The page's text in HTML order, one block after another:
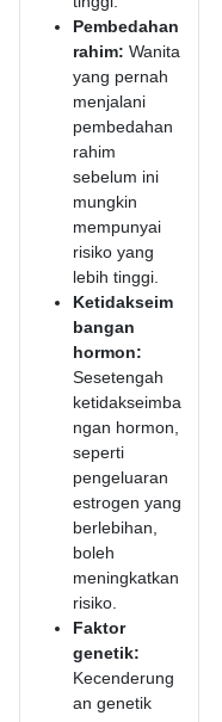
Pembedahan
rahim: Wanita
yang pernah
menjalani
pembedahan
rahim
sebelum ini
mungkin
mempunyai
risiko yang
lebih tinggi.
Ketidakseim
bangan
hormon:
Sesetengah
ketidakseimba
ngan hormon,
seperti
pengeluaran
estrogen yang
berlebihan,
boleh
meningkatkan
risiko.
Faktor
genetik:
Kecenderung
an genetik